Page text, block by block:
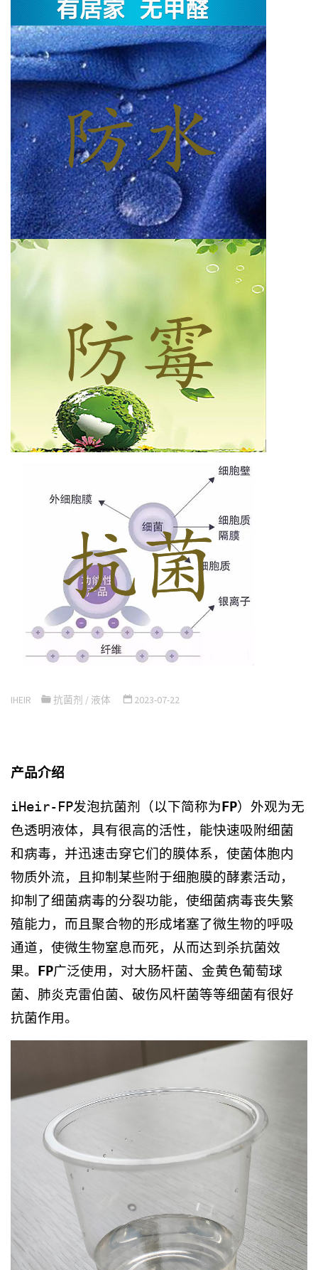
IHEIR 抗菌剂 / 液体 2023-07-22
产品介绍
iHeir-FP发泡抗菌剂（以下简称为 FP）外观为无
色透明液体，具有很高的活性，能快速吸附细菌
和病毒，并迅速击穿它们的膜体系，使菌体胞内
物质外流，且抑制某些附于细胞膜的酵素活动，
抑制了细菌病毒的分裂功能，使细菌病毒丧失繁
殖能力，而且聚合物的形成堵塞了微生物的呼吸
通道，使微生物窒息而死，从而达到杀抗菌效
果。
FP广泛使用，对大肠杆菌、金黄色葡萄球
菌、肺炎克雷伯菌、破伤风杆菌等等细菌有很好
抗菌作用。